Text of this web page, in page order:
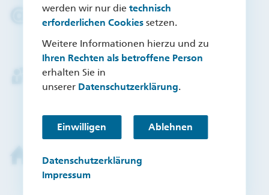
werden wir nur dietechnisch
erforderlichen Cookies setzen.
Weitere Informationen hierzu und zu
Ihren Rechten als betroffene Person
erhalten Sie in
unserer Datenschutzerklärung.
Einwilligen Ablehnen
Datenschutzerklärung
Impressum
Kontaktformular
Termin in der Filiale
Postbank Filiale
Termin Zuhause
Deutsche Bank Finanzberater